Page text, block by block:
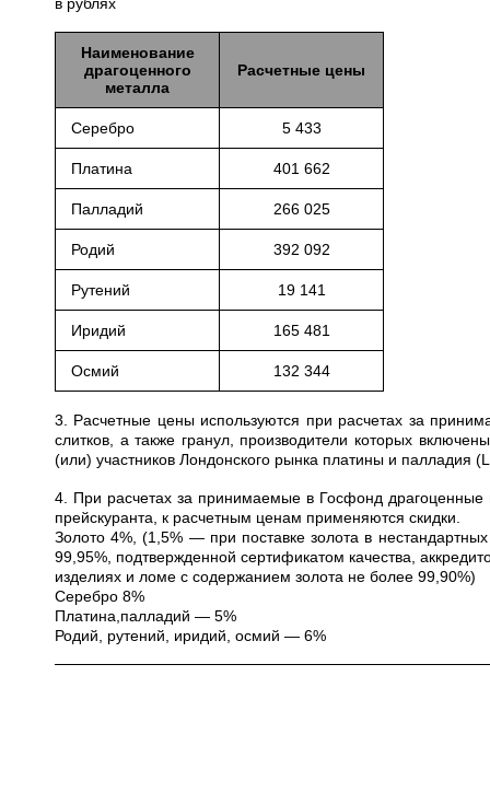
Наименование
драгоценного
металла
Расчетные цены
Серебро 5 433
Платина 401 662
Палладий 266 025
Родий 392 092
Рутений 19 141
Иридий 165 481
Осмий 132 344
3. Расчетные цены используются при расчетах за
слитков, а также гранул, производители которых
(или) участников Лондонского рынка платины и палладия
4. При расчетах за принимаемые в Госфонд драгоценные
прейскуранта, к расчетным ценам применяются скидки.
Золото 4%, (1,5% — при поставке золота в
99,95%, подтвержденной сертификатом качества,
изделиях и ломе с содержанием золота не более 99,90%)
Серебро 8%
Платина,палладий — 5%
Родий, рутений, иридий, осмий — 6%